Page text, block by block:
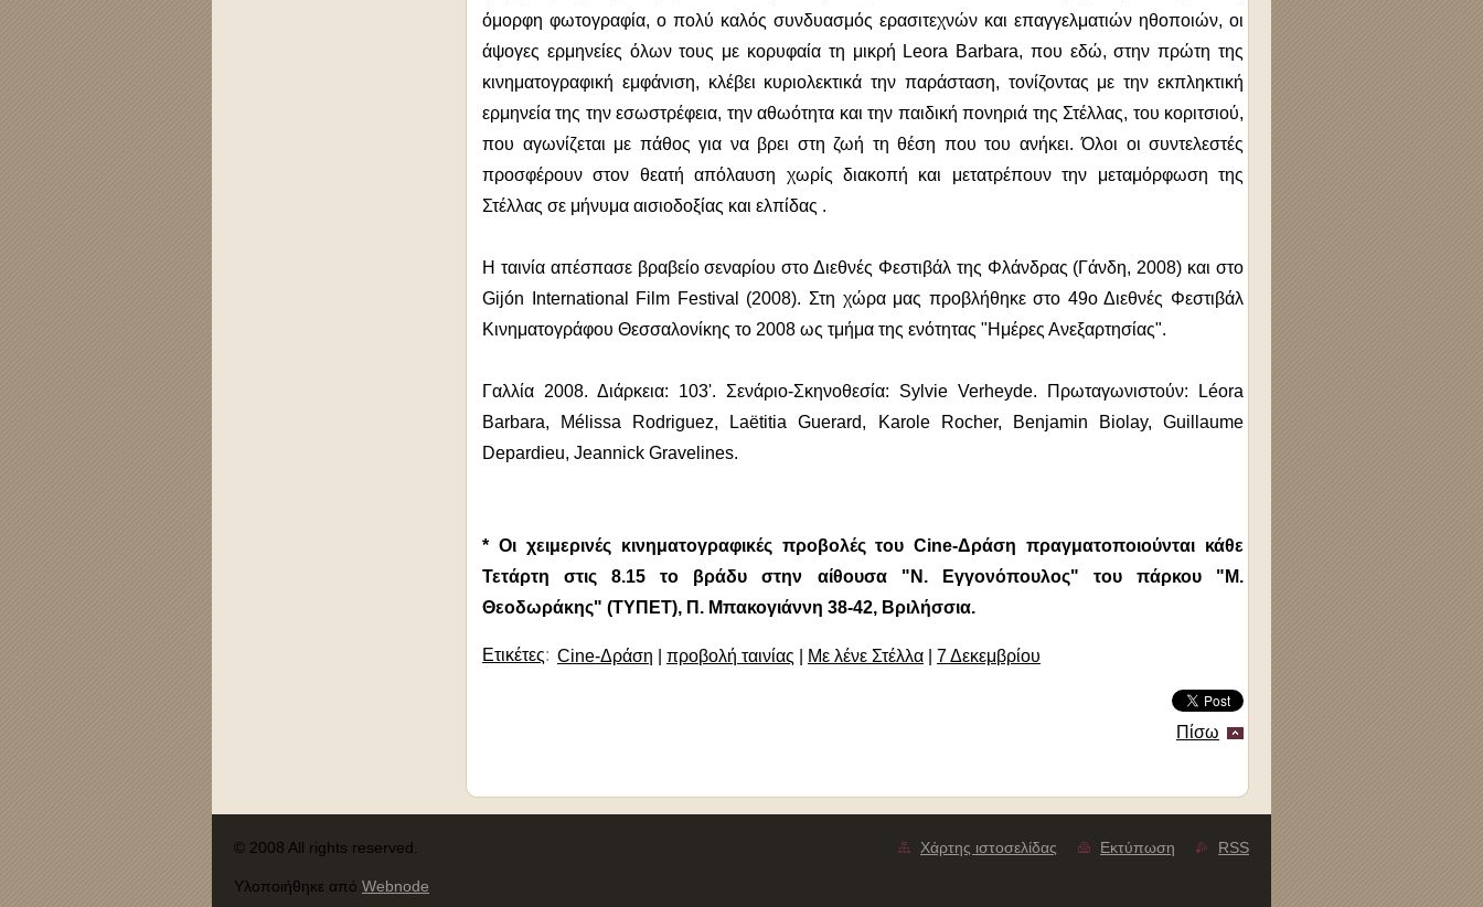
όμορφη φωτογραφία, ο πολύ καλός συνδυασμός ερασιτεχνών και επαγγελματιών ηθοποιών, οι
άψογες ερμηνείες όλων τους με κορυφαία τη μικρή Leora Barbara, που εδώ, στην πρώτη της
κινηματογραφική εμφάνιση, κλέβει κυριολεκτικά την παράσταση, τονίζοντας με την εκπληκτική
ερμηνεία της την εσωστρέφεια, την αθωότητα και την παιδική πονηριά της Στέλλας, του κοριτσιού,
που αγωνίζεται με πάθος για να βρει στη ζωή τη θέση που του ανήκει. Όλοι οι συντελεστές
προσφέρουν στον θεατή απόλαυση χωρίς διακοπή και μετατρέπουν την μεταμόρφωση της
Στέλλας σε μήνυμα αισιοδοξίας και ελπίδας .
Η ταινία απέσπασε βραβείο σεναρίου στο Διεθνές Φεστιβάλ της Φλάνδρας (Γάνδη, 2008) και στο
Gijón International Film Festival (2008). Στη χώρα μας προβλήθηκε στο 49ο Διεθνές Φεστιβάλ
Κινηματογράφου Θεσσαλονίκης το 2008 ως τμήμα της ενότητας "Ημέρες Ανεξαρτησίας".
Γαλλία 2008. Διάρκεια: 103'. Σενάριο-Σκηνοθεσία: Sylvie Verheyde. Πρωταγωνιστούν: Léora
Barbara, Mélissa Rodriguez, Laëtitia Guerard, Karole Rocher, Benjamin Biolay, Guillaume
Depardieu, Jeannick Gravelines.
* Οι χειμερινές κινηματογραφικές προβολές του Cine-Δράση πραγματοποιούνται κάθε
Τετάρτη στις 8.15 το βράδυ στην αίθουσα "Ν. Εγγονόπουλος" του πάρκου "Μ.
Θεοδωράκης" (ΤΥΠΕΤ), Π. Μπακογιάννη 38-42, Βριλήσσια.
Ετικέτες: Cine-Δράση προβολή ταινίας Με λένε Στέλλα 7 Δεκεμβρίου
Πίσω
Χάρτης ιστοσελίδας Εκτύπωση RSS
© 2008 All rights reserved.
Υλοποιήθηκε από Webnode